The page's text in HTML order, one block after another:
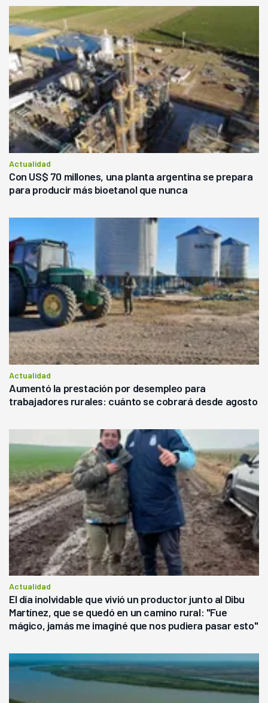
Actualidad
Con US$ 70 millones, una planta argentina se prepara
para producir más bioetanol que nunca
Actualidad
Aumentó la prestación por desempleo para
trabajadores rurales: cuánto se cobrará desde agosto
Actualidad
El día inolvidable que vivió un productor junto al Dibu
Martínez, que se quedó en un camino rural: "Fue
mágico, jamás me imaginé que nos pudiera pasar esto"